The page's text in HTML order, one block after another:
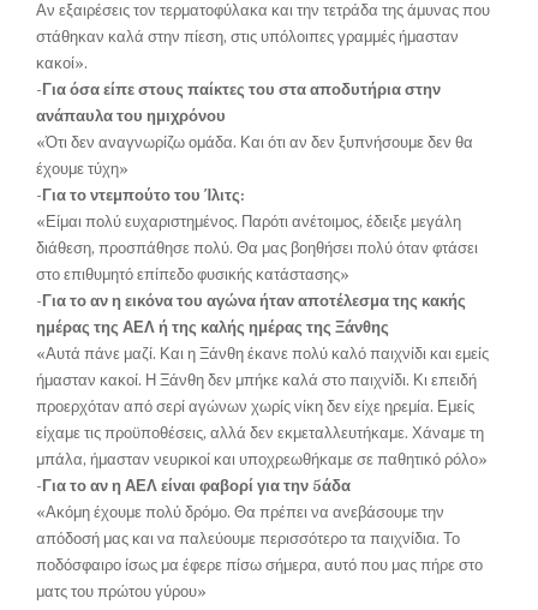
Αν εξαιρέσεις τον τερματοφύλακα και την τετράδα της άμυνας που
στάθηκαν καλά στην πίεση, στις υπόλοιπες γραμμές ήμασταν
κακοί».
-Για όσα είπε στους παίκτες του στα αποδυτήρια στην
ανάπαυλα του ημιχρόνου
«Ότι δεν αναγνωρίζω ομάδα. Και ότι αν δεν ξυπνήσουμε δεν θα
έχουμε τύχη»
-Για το ντεμπούτο του Ίλιτς:
«Είμαι πολύ ευχαριστημένος. Παρότι ανέτοιμος, έδειξε μεγάλη
διάθεση, προσπάθησε πολύ. Θα μας βοηθήσει πολύ όταν φτάσει
στο επιθυμητό επίπεδο φυσικής κατάστασης»
-Για το αν η εικόνα του αγώνα ήταν αποτέλεσμα της κακής
ημέρας της ΑΕΛ ή της καλής ημέρας της Ξάνθης
«Αυτά πάνε μαζί. Και η Ξάνθη έκανε πολύ καλό παιχνίδι και εμείς
ήμασταν κακοί. Η Ξάνθη δεν μπήκε καλά στο παιχνίδι. Κι επειδή
προερχόταν από σερί αγώνων χωρίς νίκη δεν είχε ηρεμία. Εμείς
είχαμε τις προϋποθέσεις, αλλά δεν εκμεταλλευτήκαμε. Χάναμε τη
μπάλα, ήμασταν νευρικοί και υποχρεωθήκαμε σε παθητικό ρόλο»
-Για το αν η ΑΕΛ είναι φαβορί για την 5άδα
«Ακόμη έχουμε πολύ δρόμο. Θα πρέπει να ανεβάσουμε την
απόδοσή μας και να παλεύουμε περισσότερο τα παιχνίδια. Το
ποδόσφαιρο ίσως μα έφερε πίσω σήμερα, αυτό που μας πήρε στο
ματς του πρώτου γύρου»